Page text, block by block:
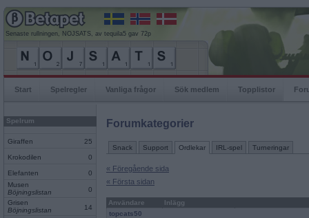
Senaste rullningen, NOJSATS, av tequila5 gav 72p
Start Spelregler Vanliga frågor Sök medlem Topplistor
Spelrum
Giraffen 25
Krokodilen 0
Elefanten
0
Musen
Böjningslistan
0
Grisen
Böjningslistan
14
Forumkategorier
Snack Support Ordlekar IRL-spel Turneringar
« Föregående sida
« Första sidan
Användare
Inlägg
topcats50